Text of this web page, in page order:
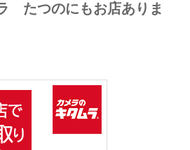
たつのにもお店ありま